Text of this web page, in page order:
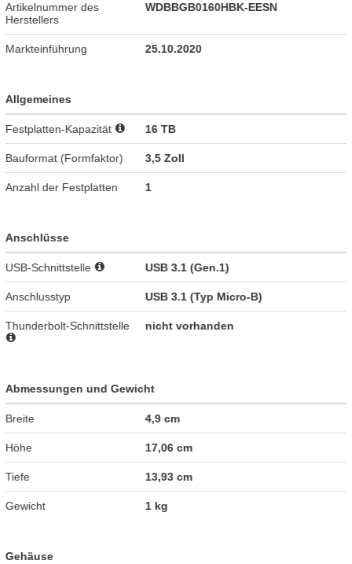
Artikelnummer des
Herstellers
WDBBGB0160HBK-EESN
Markteinführung 25.10.2020
Allgemeines
Festplatten-Kapazität 16 TB
Bauformat (Formfaktor) 3,5 Zoll
Anzahl der Festplatten 1
Anschlüsse
USB-Schnittstelle USB 3.1 (Gen.1)
Anschlusstyp USB 3.1 (Typ Micro-B)
Thunderbolt-Schnittstelle nicht vorhanden
Abmessungen und Gewicht
Breite 4,9 cm
Höhe 17,06 cm
Tiefe 13,93 cm
Gewicht 1 kg
Gehäuse